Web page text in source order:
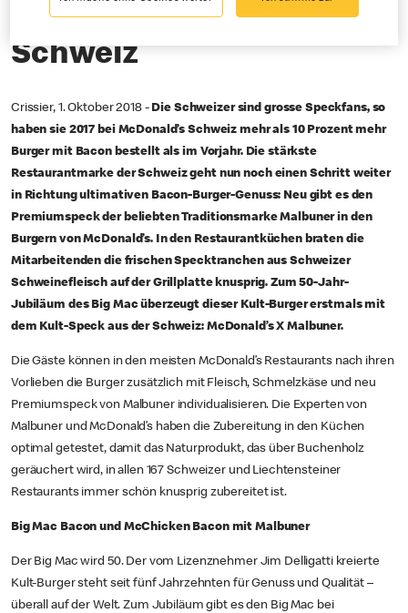
Burger-Genuss in der
Schweiz
Crissier, 1. Oktober 2018 - Die Schweizer sind grosse Speckfans, so
haben sie 2017 bei McDonald’s Schweiz mehr als 10 Prozent mehr
Burger mit Bacon bestellt als im Vorjahr. Die stärkste
Restaurantmarke der Schweiz geht nun noch einen Schritt weiter
in Richtung ultimativen Bacon-Burger-Genuss: Neu gibt es den
Premiumspeck der beliebten Traditionsmarke Malbuner in den
Burgern von McDonald’s. In den Restaurantküchen braten die
Mitarbeitenden die frischen Specktranchen aus Schweizer
Schweinefleisch auf der Grillplatte knusprig. Zum 50-Jahr-
Jubiläum des Big Mac überzeugt dieser Kult-Burger erstmals mit
dem Kult-Speck aus der Schweiz: McDonald’s X Malbuner.
Die Gäste können in den meisten McDonald’s Restaurants nach ihren
Vorlieben die Burger zusätzlich mit Fleisch, Schmelzkäse und neu
Premiumspeck von Malbuner individualisieren. Die Experten von
Malbuner und McDonald’s haben die Zubereitung in den Küchen
optimal getestet, damit das Naturprodukt, das über Buchenholz
geräuchert wird, in allen 167 Schweizer und Liechtensteiner
Restaurants immer schön knusprig zubereitet ist.
Big Mac Bacon und McChicken Bacon mit Malbuner
Der Big Mac wird 50. Der vom Lizenznehmer Jim Delligatti kreierte
Kult-Burger steht seit fünf Jahrzehnten für Genuss und Qualität –
überall auf der Welt. Zum Jubiläum gibt es den Big Mac bei